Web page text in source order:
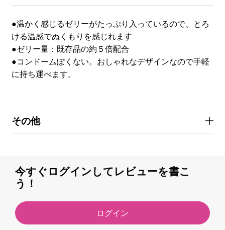
●温かく感じるゼリーがたっぷり入っているので、とろ
ける温感でぬくもりを感じれます
●ゼリー量：既存品の約５倍配合
●コンドームぽくない。おしゃれなデザインなので手軽
に持ち運べます。
その他
今すぐログインしてレビューを書こ
う！
ログイン